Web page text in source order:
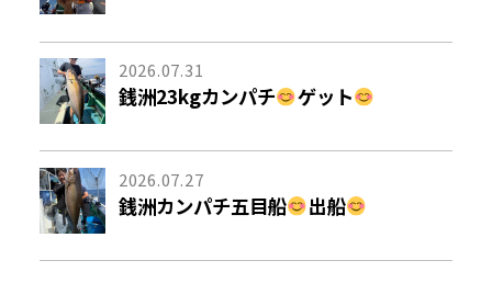
2026.07.31
銭洲23kgカンパチ ゲット
2026.07.27
銭洲カンパチ五目船 出船